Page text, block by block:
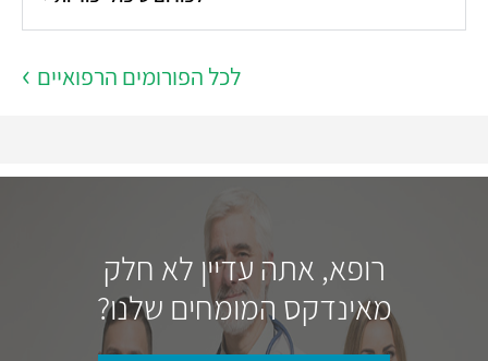
לכל הפורומים הרפואיים
רופא, אתה עדיין לא חלק
מאינדקס המומחים שלנו?